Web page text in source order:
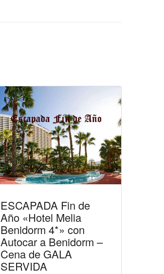
ESCAPADA Fin de
Año «Hotel Melia
Benidorm 4*» con
Autocar a Benidorm –
Cena de GALA
SERVIDA